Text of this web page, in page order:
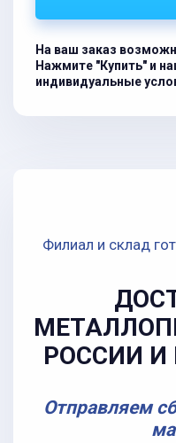
На ваш заказ
Нажмите "Купить" и
индивидуальные
Филиал и склад
РОССИИ И
Отправляем